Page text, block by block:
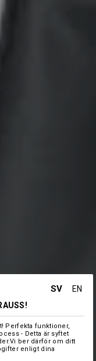
SV
EN
Perfekta funktioner,
- Detta är syftet
ber därför om ditt
enligt dina